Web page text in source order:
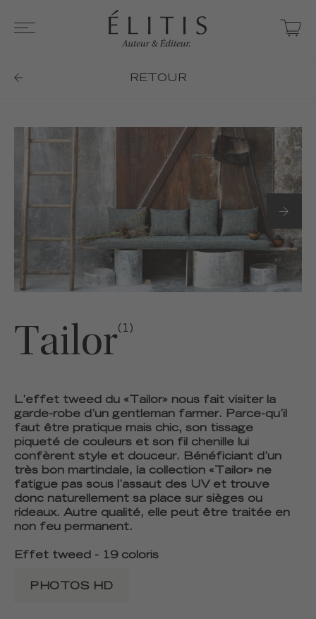
RETOUR
Tailor(1)
L’effet tweed du «Tailor» nous fait visiter la
garde-robe d’un gentleman farmer. Parce-qu’il
faut être pratique mais chic, son tissage
piqueté de couleurs et son fil chenille lui
confèrent style et douceur. Bénéficiant d’un
très bon martindale, la collection «Tailor» ne
fatigue pas sous l’assaut des UV et trouve
donc naturellement sa place sur sièges ou
rideaux. Autre qualité, elle peut être traitée en
non feu permanent.
Effet tweed - 19 coloris
PHOTOS HD